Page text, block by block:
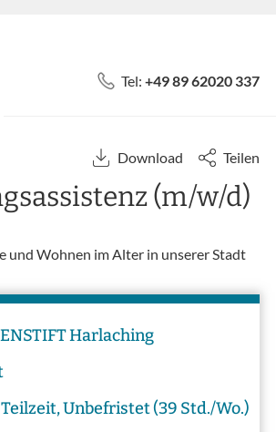
Tel:+49 89 62020 337
(m/w/d)
Download Teilen
und Wohnen im Alter in unserer Stadt
Harlaching
Unbefristet (39 Std./Wo.)